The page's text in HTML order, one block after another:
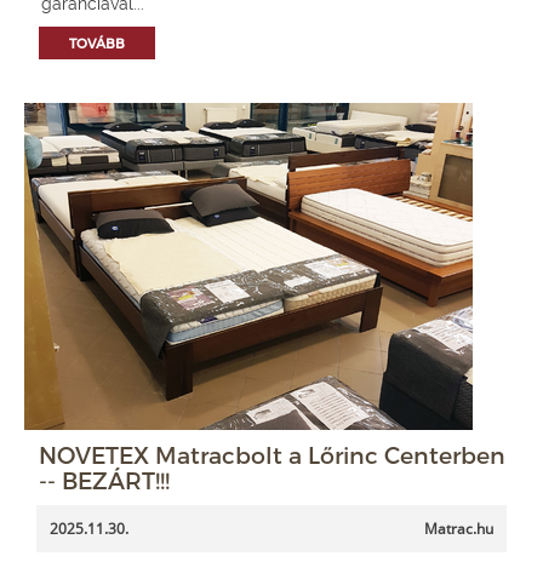
TOVÁBB
NOVETEX Matracbolt a Lőrinc Centerben
-- BEZÁRT!!!
2025.11.30. Matrac.hu